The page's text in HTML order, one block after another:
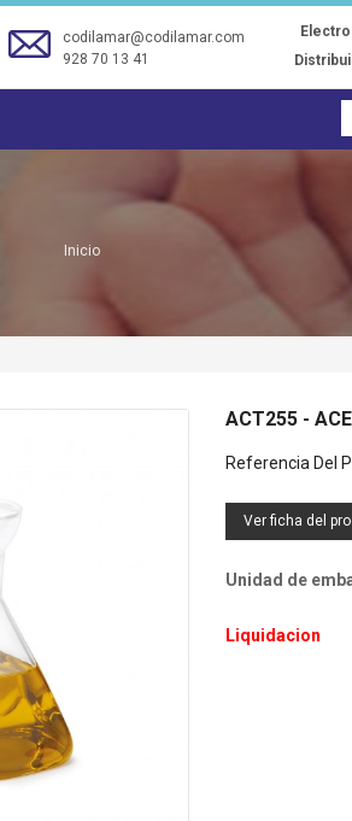
codilamar@codilamar.com
928 70 13 41
Inicio
TF0134 - VENTILADOR
BLANCO 2 RANURAS
ACT255 -
Referencia Del
Ver ficha del
Unidad de
Liquidacion